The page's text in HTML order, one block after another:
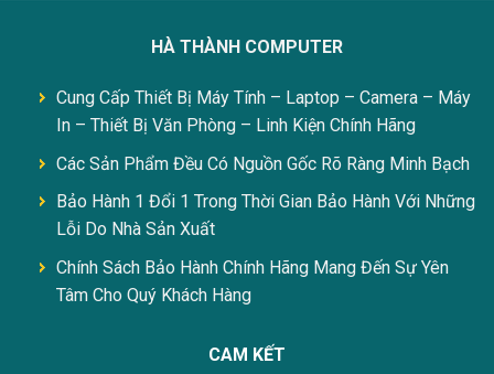
HÀ THÀNH COMPUTER
Cung Cấp Thiết Bị Máy Tính – Laptop – Camera – Máy
In – Thiết Bị Văn Phòng – Linh Kiện Chính Hãng
Các Sản Phẩm Đều Có Nguồn Gốc Rõ Ràng Minh Bạch
Bảo Hành 1 Đổi 1 Trong Thời Gian Bảo Hành Với Những
Lỗi Do Nhà Sản Xuất
Chính Sách Bảo Hành Chính Hãng Mang Đến Sự Yên
Tâm Cho Quý Khách Hàng
CAM KẾT